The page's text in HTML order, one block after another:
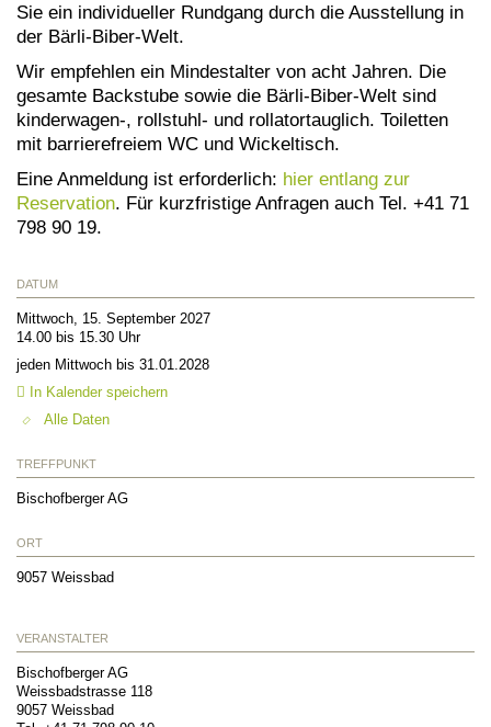
Sie ein individueller Rundgang durch die Ausstellung in
der Bärli-Biber-Welt.
Wir empfehlen ein Mindestalter von acht Jahren. Die
gesamte Backstube sowie die Bärli-Biber-Welt sind
kinderwagen-, rollstuhl- und rollatortauglich. Toiletten
mit barrierefreiem WC und Wickeltisch.
Eine Anmeldung ist erforderlich: hier entlang zur
Reservation . Für kurzfristige Anfragen auch Tel. +41 71
798 90 19.
DATUM
Mittwoch, 15. September 2027
14.00 bis 15.30 Uhr
jeden Mittwoch bis 31.01.2028
In Kalender speichern
Alle Daten
TREFFPUNKT
Bischofberger AG
ORT
9057 Weissbad
VERANSTALTER
Bischofberger AG
Weissbadstrasse 118
9057 Weissbad